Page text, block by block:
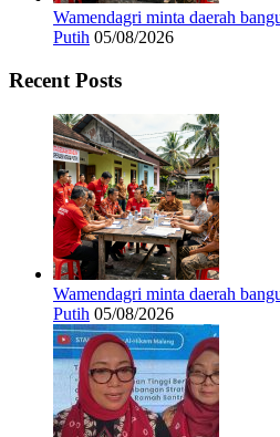
Wamendagri minta daerah
Putih 05/08/2026
Recent Posts
Wamendagri minta daerah
Putih 05/08/2026